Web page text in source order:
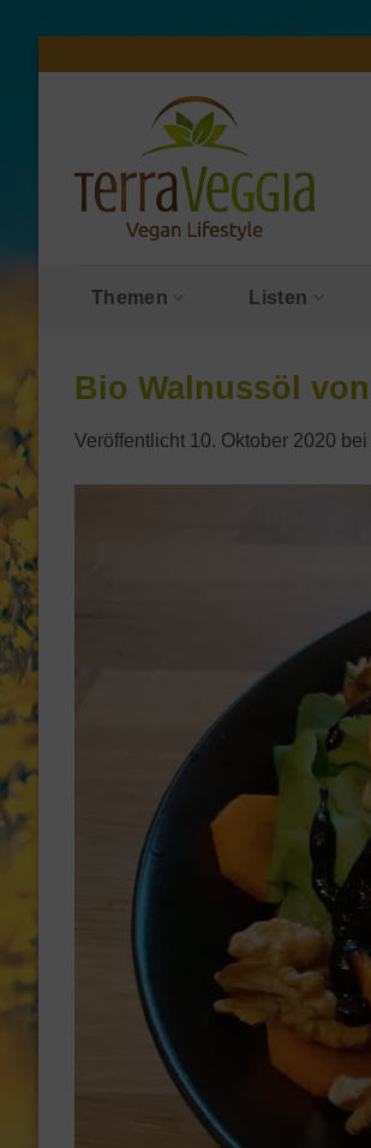
Themen Listen
Bio Walnussöl
Veröffentlicht 10. Oktober 2020 bei